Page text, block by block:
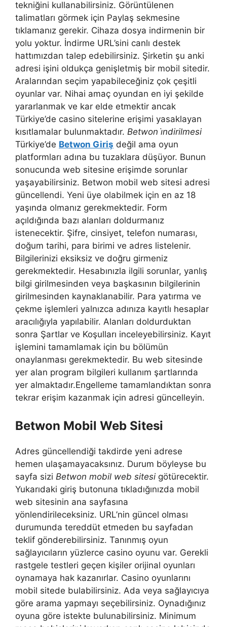
tekniğini kullanabilirsiniz. Görüntülenen
talimatları görmek için Paylaş sekmesine
tıklamanız gerekir. Cihaza dosya indirmenin bir
yolu yoktur. İndirme URL’sini canlı destek
hattımızdan talep edebilirsiniz. Şirketin şu anki
adresi işini oldukça genişletmiş bir mobil sitedir.
Aralarından seçim yapabileceğiniz çok çeşitli
oyunlar var. Nihai amaç oyundan en iyi şekilde
yararlanmak ve kar elde etmektir ancak
Türkiye’de casino sitelerine erişimi yasaklayan
kısıtlamalar bulunmaktadır. Betwon i̇ndirilmesi
Türkiye’de Betwon Giriş değil ama oyun
platformları adına bu tuzaklara düşüyor. Bunun
sonucunda web sitesine erişimde sorunlar
yaşayabilirsiniz. Betwon mobil web sitesi adresi
güncellendi. Yeni üye olabilmek için en az 18
yaşında olmanız gerekmektedir. Form
açıldığında bazı alanları doldurmanız
istenecektir. Şifre, cinsiyet, telefon numarası,
doğum tarihi, para birimi ve adres listelenir.
Bilgilerinizi eksiksiz ve doğru girmeniz
gerekmektedir. Hesabınızla ilgili sorunlar, yanlış
bilgi girilmesinden veya başkasının bilgilerinin
girilmesinden kaynaklanabilir. Para yatırma ve
çekme işlemleri yalnızca adınıza kayıtlı hesaplar
aracılığıyla yapılabilir. Alanları doldurduktan
sonra Şartlar ve Koşulları inceleyebilirsiniz. Kayıt
işlemini tamamlamak için bu bölümün
onaylanması gerekmektedir. Bu web sitesinde
yer alan program bilgileri kullanım şartlarında
yer almaktadır.Engelleme tamamlandıktan sonra
tekrar erişim kazanmak için adresi güncelleyin.
Betwon Mobil Web Sitesi
Adres güncellendiği takdirde yeni adrese
hemen ulaşamayacaksınız. Durum böyleyse bu
sayfa sizi Betwon mobil web sitesi götürecektir.
Yukarıdaki giriş butonuna tıkladığınızda mobil
web sitesinin ana sayfasına
yönlendirileceksiniz. URL’nin güncel olması
durumunda tereddüt etmeden bu sayfadan
teklif gönderebilirsiniz. Tanınmış oyun
sağlayıcıların yüzlerce casino oyunu var. Gerekli
rastgele testleri geçen kişiler orijinal oyunları
oynamaya hak kazanırlar. Casino oyunlarını
mobil sitede bulabilirsiniz. Ada veya sağlayıcıya
göre arama yapmayı seçebilirsiniz. Oynadığınız
oyuna göre istekte bulunabilirsiniz. Minimum